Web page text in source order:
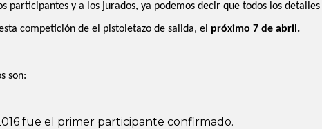
participantes y a los jurados, ya podemos decir que todos los detalles
competición de el pistoletazo de salida, el próximo 7 de abril.
son:
fue el primer participante confirmado.